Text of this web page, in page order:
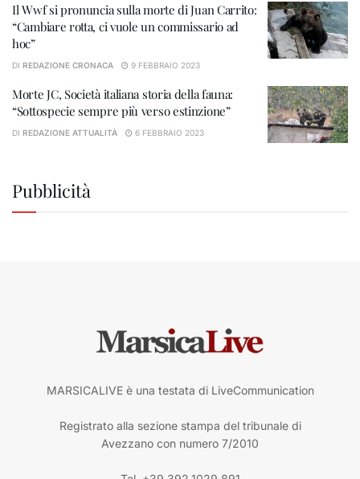
Il Wwf si pronuncia sulla morte di Juan Carrito:
“Cambiare rotta, ci vuole un commissario ad
hoc”
DI REDAZIONE CRONACA 9 FEBBRAIO 2023
Morte JC, Società italiana storia della fauna:
“Sottospecie sempre più verso estinzione”
DI REDAZIONE ATTUALITÀ 6 FEBBRAIO 2023
Pubblicità
MARSICALIVE è una testata di LiveCommunication
Registrato alla sezione stampa del tribunale di
Avezzano con numero 7/2010